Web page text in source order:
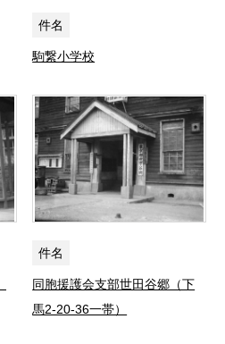
件名
駒繋小学校
件名
同胞援護会支部世田谷郷（下
馬2-20-36一帯）